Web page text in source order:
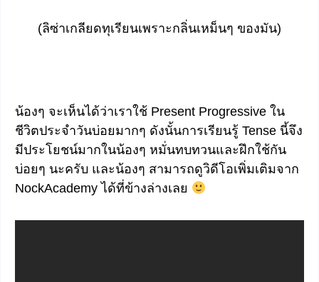
(ลิซ่าเกลียดทุเรียนเพราะกลิ่นเหม็นๆ ของมัน)
น้องๆ จะเห็นได้ว่าเราใช้ Present Progressive ใน
ชีวิตประจำวันบ่อยมากๆ ดังนั้นการเรียนรู้ Tense นี้จึง
มีประโยชน์มากในน้องๆ หมั่นทบทวนและฝึกใช้กัน
บ่อยๆ นะครับ และน้องๆ สามารถดูวิดีโอเพิ่มเติมจาก
NockAcademy ได้ที่ข้างล่างเลย